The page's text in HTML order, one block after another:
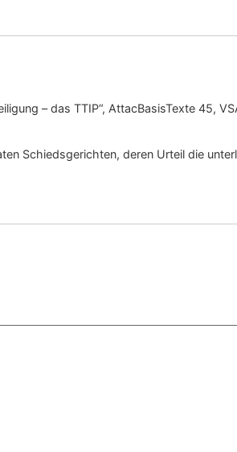
– das TTIP“, AttacBasisTexte 45,
Schiedsgerichten, deren Urteil die